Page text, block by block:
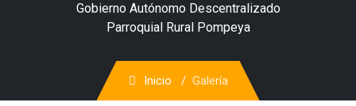
Gobierno Autónomo Descentralizado
Parroquial Rural Pompeya
Inicio Galería